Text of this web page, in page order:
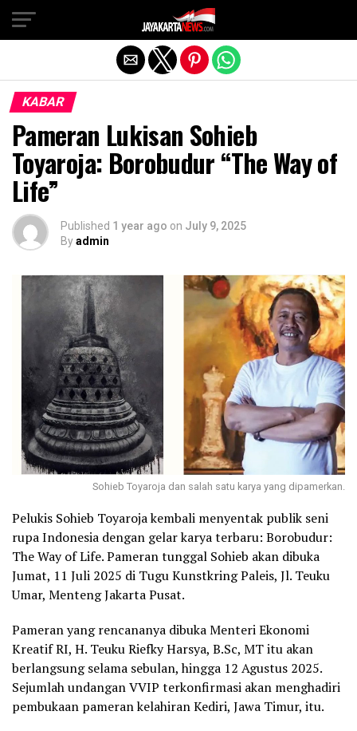
KABAR
Pameran Lukisan Sohieb
Toyaroja: Borobudur “The Way of
Life”
Published 1 year ago on July 9, 2025
Byadmin
Sohieb Toyaroja dan salah satu karya yang dipamerkan.
Pelukis Sohieb Toyaroja kembali menyentak publik seni
rupa Indonesia dengan gelar karya terbaru: Borobudur:
The Way of Life. Pameran tunggal Sohieb akan dibuka
Jumat, 11 Juli 2025 di Tugu Kunstkring Paleis, Jl. Teuku
Umar, Menteng Jakarta Pusat.
Pameran yang rencananya dibuka Menteri Ekonomi
Kreatif RI, H. Teuku Riefky Harsya, B.Sc, MT itu akan
berlangsung selama sebulan, hingga 12 Agustus 2025.
Sejumlah undangan VVIP terkonfirmasi akan menghadiri
pembukaan pameran kelahiran Kediri, Jawa Timur, itu.
Exit mobile version